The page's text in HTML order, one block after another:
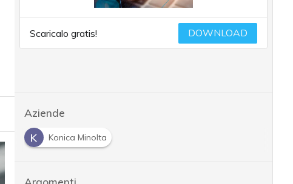
Scaricalo gratis! DOWNLOAD
Aziende
K
Konica Minolta